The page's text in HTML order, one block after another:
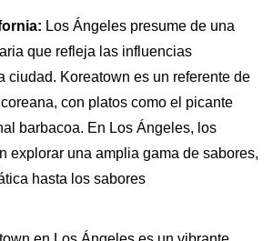
Los Ángeles presume de una
que refleja las influencias
ciudad. Koreatown es un referente de
con platos como el picante
barbacoa. En Los Ángeles, los
explorar una amplia gama de sabores,
hasta los sabores